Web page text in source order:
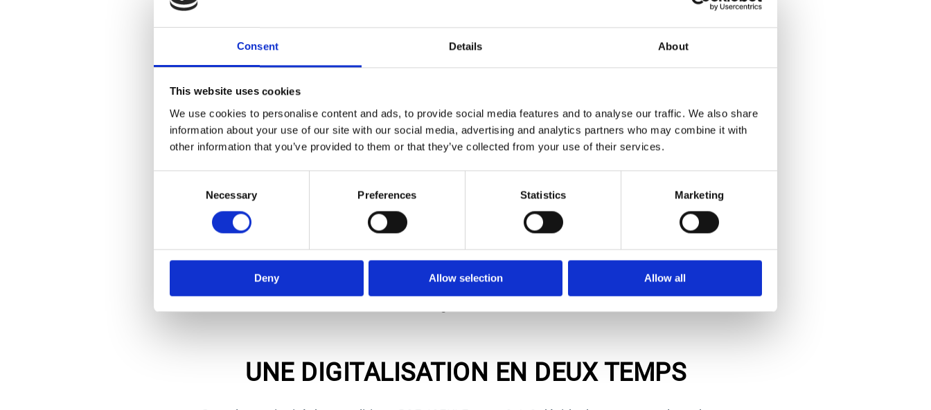
Consent Details About
This website uses cookies
We use cookies to personalise content and ads, to provide social media features and to analyse our traffic. We also share
information about your use of our site with our social media, advertising and analytics partners who may combine it with
other information that you’ve provided to them or that they’ve collected from your use of their services.
Necessary Preferences Statistics Marketing
Deny Allow selection Allow all
Réduire la consommation de papier et son empreinte carbone
Esker a largement simplifié nos processus et ses procédures pré-
rédigées couplées d’un accompagnement sur mesure ont rendu
l’implémentation des outils extrêmement rapide.
UNE DIGITALISATION EN DEUX TEMPS